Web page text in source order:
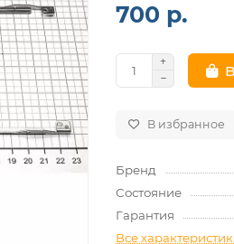
700 р.
В избранное
Бренд
Состояние
Гарантия
Все